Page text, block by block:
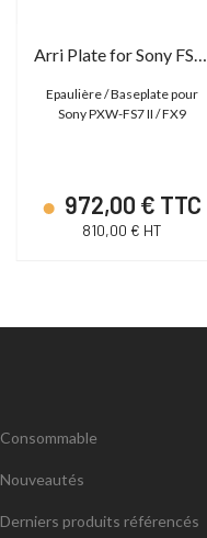
Arri Plate for Sony FS7II / FX9
Epaulière / Baseplate pour
Sony PXW-FS7 II / FX9
972,00 € TTC
810,00 € HT
Consommable
Nouveautés
Derniers produits référencés